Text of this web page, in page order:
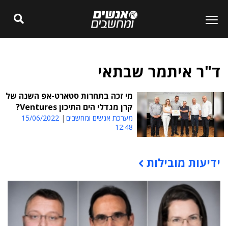
ד"ר איתמר שבתאי
מי זכה בתחרות סטארט-אפ השנה של
קרן מגדלי הים התיכון Ventures?
מערכת אנשים ומחשבים
15/06/2022
12:48
תוכן פרסומי
ידיעות מובילות